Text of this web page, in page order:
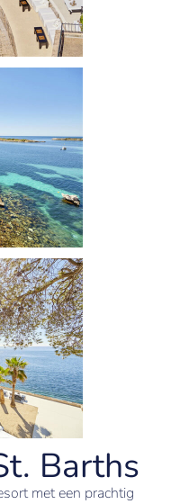
Barths
met een prachtig